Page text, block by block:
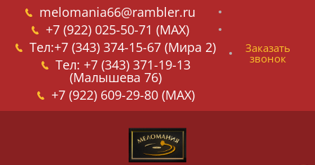
melomania66@rambler.ru
+7 (922) 025-50-71 (MAX)
Тел:+7 (343) 374-15-67 (Мира 2)
Тел: +7 (343) 371-19-13
(Малышева 76)
+7 (922) 609-29-80 (MAX)
Заказать
звонок